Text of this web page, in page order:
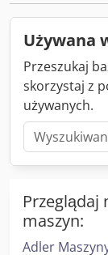
Używana
Przeszukaj
skorzystaj z
używanych.
Przeglądaj
maszyn:
Adler